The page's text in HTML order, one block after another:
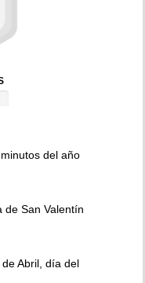
del año
de San Valentín
Abril, día del